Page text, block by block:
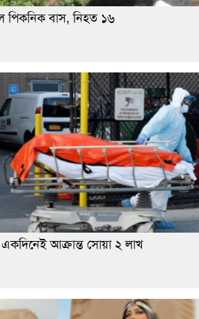
পিকনিক বাস, নিহত ১৬
একদিনেই আক্রান্ত সোয়া ২ লাখ